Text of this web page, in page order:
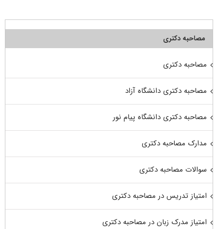
مصاحبه دکتری
مصاحبه دکتری
مصاحبه دکتری دانشگاه آزاد
مصاحبه دکتری دانشگاه پیام نور
مدارک مصاحبه دکتری
سوالات مصاحبه دکتری
امتیاز تدریس در مصاحبه دکتری
امتیاز مدرک زبان در مصاحبه دکتری